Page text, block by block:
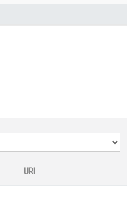
URI